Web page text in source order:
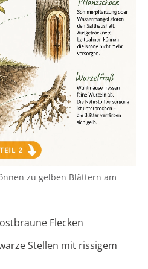
zu gelben Blättern am
Flecken
Stellen mit rissigem